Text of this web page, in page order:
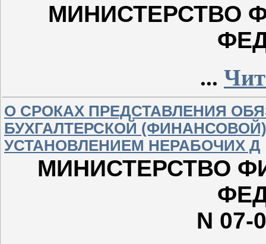
МИНИСТЕРСТВО
...
О СРОКАХ ПРЕДСТАВЛЕНИЯ
БУХГАЛТЕРСКОЙ
УСТАНОВЛЕНИЕМ НЕРАБОЧИХ Д
МИНИСТЕРСТВО
N 07-